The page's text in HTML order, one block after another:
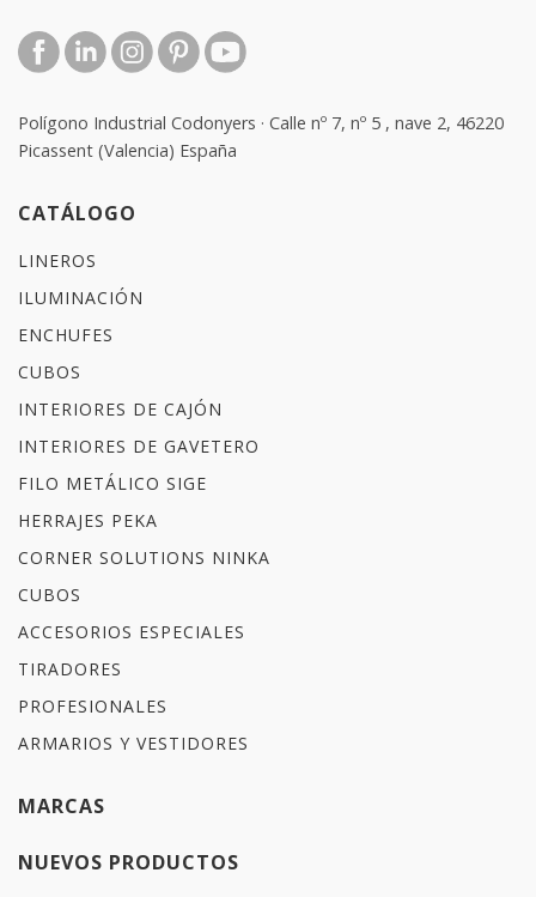
Polígono Industrial Codonyers · Calle nº 7, nº 5 , nave 2, 46220
Picassent (Valencia) España
CATÁLOGO
LINEROS
ILUMINACIÓN
ENCHUFES
CUBOS
INTERIORES DE CAJÓN
INTERIORES DE GAVETERO
FILO METÁLICO SIGE
HERRAJES PEKA
CORNER SOLUTIONS NINKA
CUBOS
ACCESORIOS ESPECIALES
TIRADORES
PROFESIONALES
ARMARIOS Y VESTIDORES
MARCAS
NUEVOS PRODUCTOS